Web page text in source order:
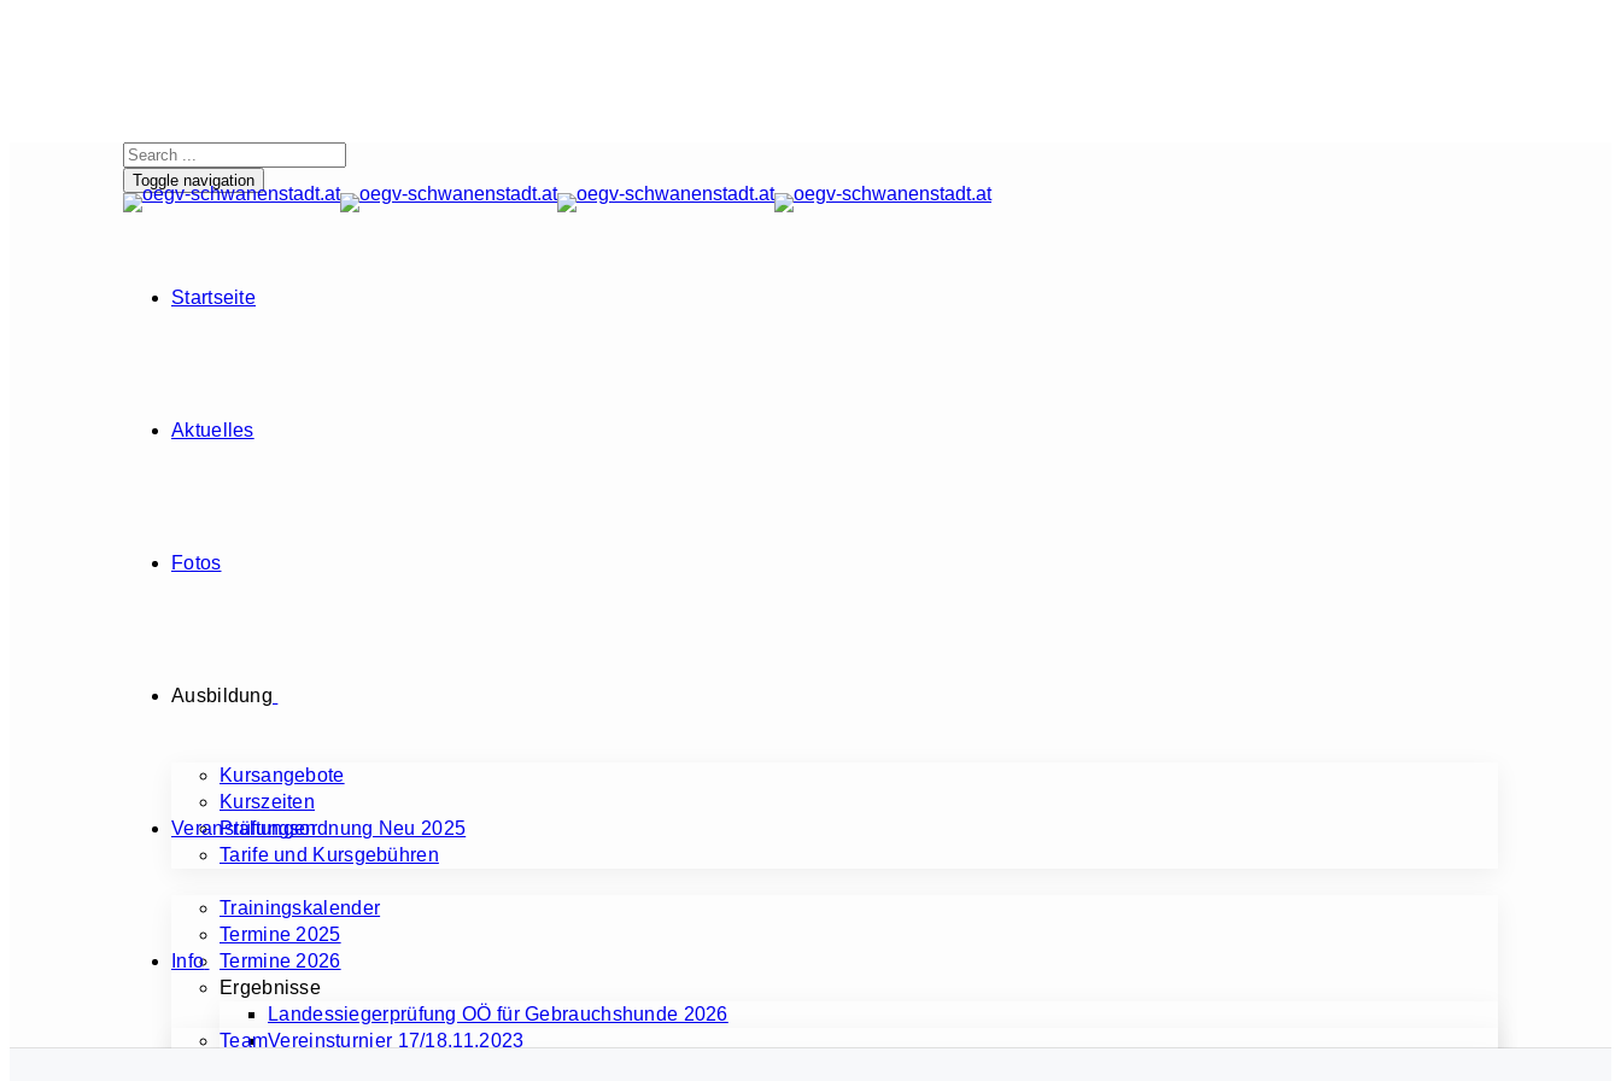
Toggle navigation
Startseite
Aktuelles
Fotos
Ausbildung
Kursangebote
Kurszeiten
Prüfungsordnung Neu 2025
Tarife und Kursgebühren
Veranstaltungen
Trainingskalender
Termine 2025
Termine 2026
Ergebnisse
Landessiegerprüfung OÖ für Gebrauchshunde 2026
Vereinsturnier 17/18.11.2023
Info
Team